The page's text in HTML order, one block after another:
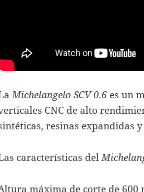
Michelangelo SCV 0.6 es un
CNC de alto
resinas expandidas
características del
máxima de corte de 600